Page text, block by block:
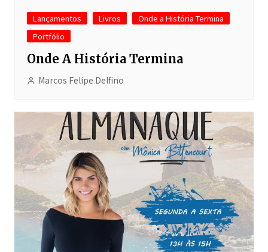
Lançamentos Livros
Onde a História Termina
Portfólio
Onde A História Termina
Marcos Felipe Delfino